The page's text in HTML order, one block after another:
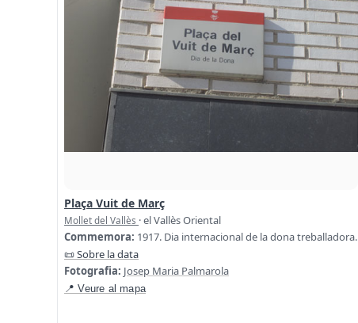
Plaça Vuit de Març
Mollet del Vallès · el Vallès Oriental
Commemora: 1917. Dia internacional de la dona treballadora.
📜 Sobre la data
Fotografia: Josep Maria Palmarola
📍 Veure al mapa